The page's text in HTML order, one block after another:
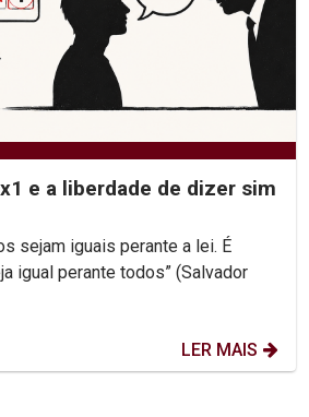
e a liberdade de dizer sim
sejam iguais perante a lei. É
igual perante todos” (Salvador
LER MAIS